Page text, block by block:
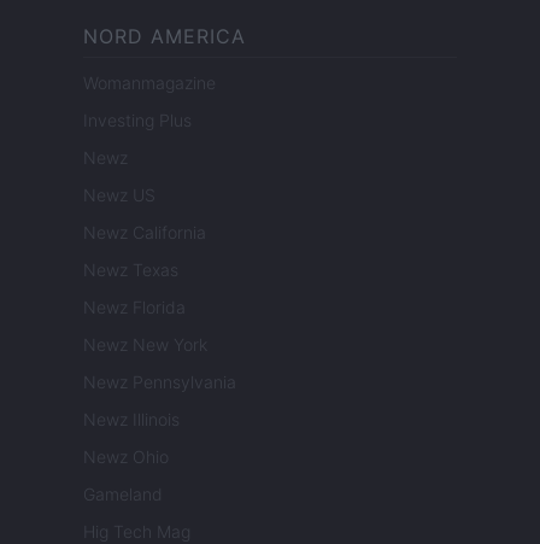
NORD AMERICA
Womanmagazine
Investing Plus
Newz
Newz US
Newz California
Newz Texas
Newz Florida
Newz New York
Newz Pennsylvania
Newz Illinois
Newz Ohio
Gameland
Hig Tech Mag